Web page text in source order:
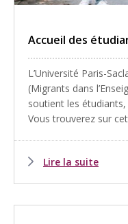
Accueil des
L’Université Paris-
(Migrants dans
soutient les
Vous trouverez sur
Lire la suite